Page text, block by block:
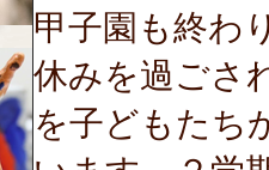
甲子園も終わ
休みを過ごさ
を子どもたち